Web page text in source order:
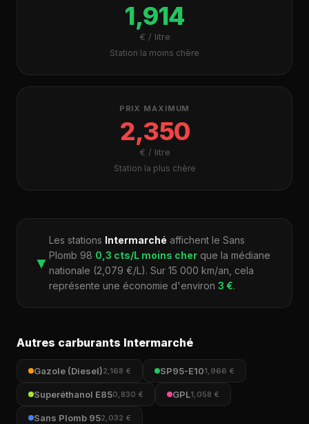
1,914
€ / litre
Station la moins chère
PRIX MAXIMUM
2,350
€ / litre
Station la plus chère
▼
Les stations Intermarché affichent le Sans
Plomb 98 0,3 cts/L moins cher que la médiane
nationale (2,079 €/L). Sur 15 000 km/an, cela
représente une économie d'environ 3 €.
Autres carburants Intermarché
Gazole (Diesel)2,168 € SP95-E101,966 €
Superéthanol E850,830 € GPL1,058 €
Sans Plomb 952,032 €